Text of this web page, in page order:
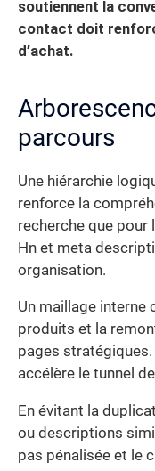
soutiennent la
contact doit
d’achat.
parcours
Une hiérarchie
renforce la
recherche que pour
Hn et meta
organisation.
Un maillage interne
produits et la
pages
accélère le tunnel
En évitant la
ou descriptions
pas pénalisée et le